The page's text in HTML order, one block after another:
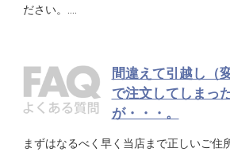
ださい。….
間違えて引越し（
で注文してしまっ
が・・・。
まずはなるべく早く当店まで正しいご住